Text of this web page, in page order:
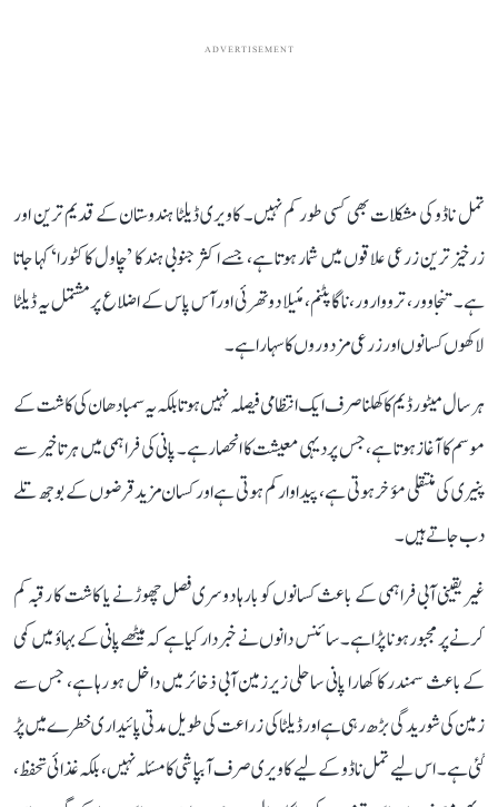
ADVERTISEMENT
تمل ناڈو کی مشکلات بھی کسی طور کم نہیں۔ کاویری ڈیلٹا ہندوستان کے قدیم ترین اور
زرخیز ترین زرعی علاقوں میں شمار ہوتا ہے، جسے اکثر جنوبی ہند کا ’چاول کا کٹورا‘ کہا جاتا
ہے۔ تنجاوور، ترووارور، ناگاپٹنم، مئیلا دوتھرئی اور آس پاس کے اضلاع پر مشتمل یہ ڈیلٹا
لاکھوں کسانوں اور زرعی مزدوروں کا سہارا ہے۔
ہر سال میٹور ڈیم کا کھلنا صرف ایک انتظامی فیصلہ نہیں ہوتا بلکہ یہ سمبا دھان کی کاشت کے
موسم کا آغاز ہوتا ہے، جس پر دیہی معیشت کا انحصار ہے۔ پانی کی فراہمی میں ہر تاخیر سے
پنیری کی منتقلی مؤخر ہوتی ہے، پیداوار کم ہوتی ہے اور کسان مزید قرضوں کے بوجھ تلے
دب جاتے ہیں۔
غیر یقینی آبی فراہمی کے باعث کسانوں کو بارہا دوسری فصل چھوڑنے یا کاشت کا رقبہ کم
کرنے پر مجبور ہونا پڑا ہے۔ سائنس دانوں نے خبردار کیا ہے کہ میٹھے پانی کے بہاؤ میں کمی
کے باعث سمندر کا کھارا پانی ساحلی زیرزمین آبی ذخائر میں داخل ہو رہا ہے، جس سے
زمین کی شوریدگی بڑھ رہی ہے اور ڈیلٹا کی زراعت کی طویل مدتی پائیداری خطرے میں پڑ
گئی ہے۔ اس لیے تمل ناڈو کے لیے کاویری صرف آبپاشی کا مسئلہ نہیں، بلکہ غذائی تحفظ،